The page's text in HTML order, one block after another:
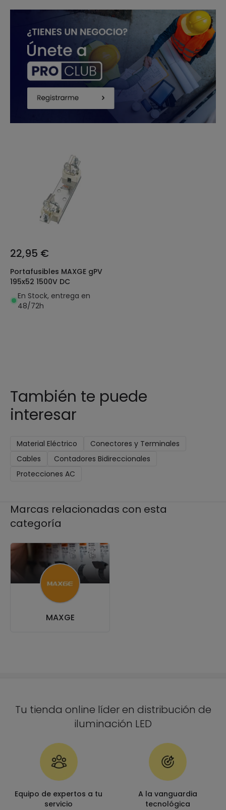
22,95 €
Portafusibles MAXGE gPV
195x52 1500V DC
En Stock, entrega en
48/72h
También te puede
interesar
Material Eléctrico
Conectores y Terminales
Cables
Contadores Bidireccionales
Protecciones AC
Marcas relacionadas con esta
categoría
MAXGE
Tu tienda online líder en distribución de
iluminación LED
Equipo de expertos a tu
servicio
A la vanguardia
tecnológica